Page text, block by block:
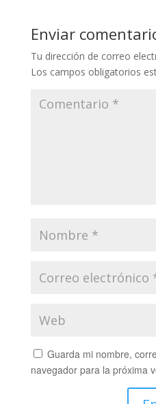
Enviar
Tu dirección de correo
Los campos obligatorios
Guarda mi nombre,
navegador para la próxima